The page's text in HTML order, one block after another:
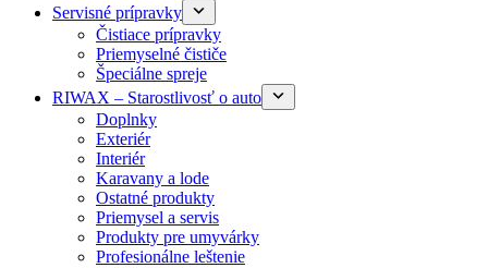
Servisné prípravky
Čistiace prípravky
Priemyselné čističe
Špeciálne spreje
RIWAX – Starostlivosť o auto
Doplnky
Exteriér
Interiér
Karavany a lode
Ostatné produkty
Priemysel a servis
Produkty pre umyvárky
Profesionálne leštenie